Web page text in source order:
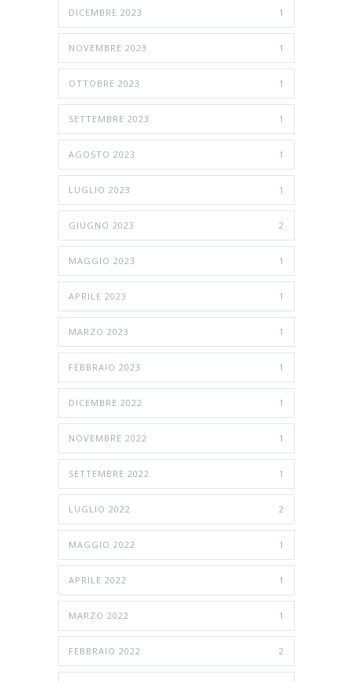
DICEMBRE 2023 1
NOVEMBRE 2023 1
OTTOBRE 2023 1
SETTEMBRE 2023 1
AGOSTO 2023 1
LUGLIO 2023 1
GIUGNO 2023 2
MAGGIO 2023 1
APRILE 2023 1
MARZO 2023 1
FEBBRAIO 2023 1
DICEMBRE 2022 1
NOVEMBRE 2022 1
SETTEMBRE 2022 1
LUGLIO 2022 2
MAGGIO 2022 1
APRILE 2022 1
MARZO 2022 1
FEBBRAIO 2022 2